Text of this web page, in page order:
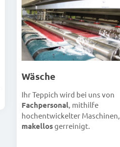
Wäsche
Ihr Teppich wird bei uns von
Fachpersonal, mithilfe
hochentwickelter Maschinen,
makellosgerreinigt.